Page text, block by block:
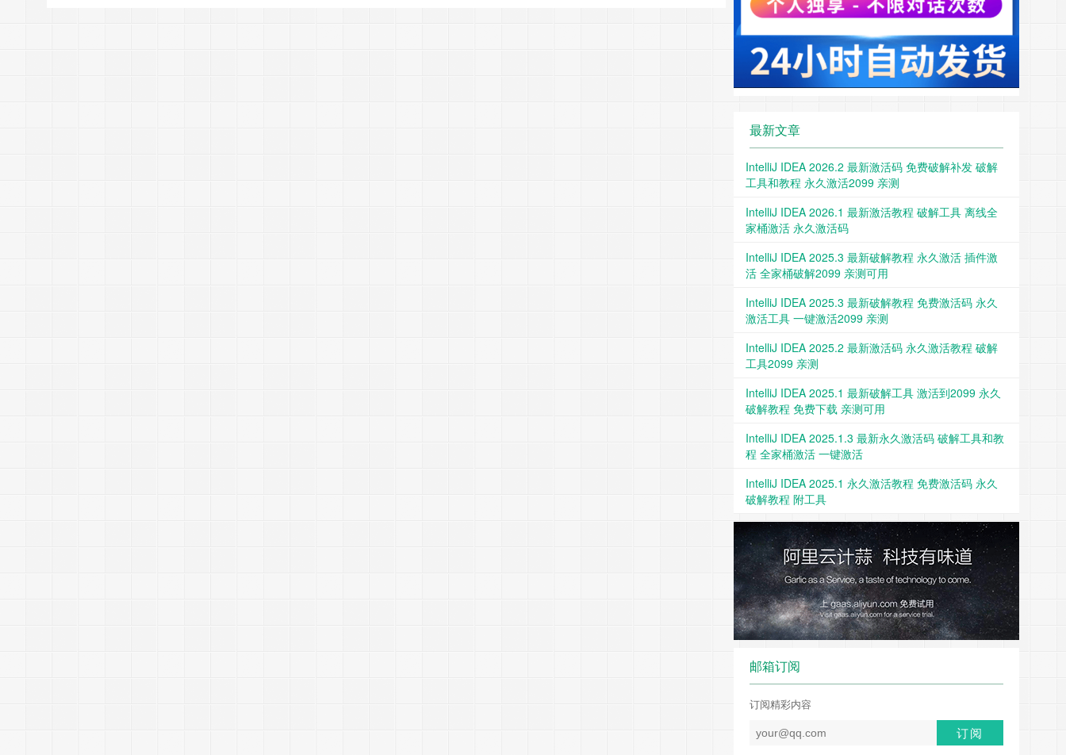
最新文章
IntelliJ IDEA 2026.2 最新激活码 免费破解补发 破解
工具和教程 永久激活2099 亲测
IntelliJ IDEA 2026.1 最新激活教程 破解工具 离线全
家桶激活 永久激活码
IntelliJ IDEA 2025.3 最新破解教程 永久激活 插件激
活 全家桶破解2099 亲测可用
IntelliJ IDEA 2025.3 最新破解教程 免费激活码 永久
激活工具 一键激活2099 亲测
IntelliJ IDEA 2025.2 最新激活码 永久激活教程 破解
工具2099 亲测
IntelliJ IDEA 2025.1 最新破解工具 激活到2099 永久
破解教程 免费下载 亲测可用
IntelliJ IDEA 2025.1.3 最新永久激活码 破解工具和教
程 全家桶激活 一键激活
IntelliJ IDEA 2025.1 永久激活教程 免费激活码 永久
破解教程 附工具
邮箱订阅
订阅精彩内容